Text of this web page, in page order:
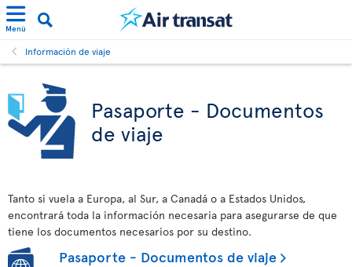
Menú
Información de viaje
Pasaporte - Documentos
de viaje
Tanto si vuela a Europa, al Sur, a Canadá o a Estados Unidos,
encontrará toda la información necesaria para asegurarse de que
tiene los documentos necesarios por su destino.
Pasaporte - Documentos de viaje